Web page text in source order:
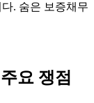
. 숨은 보증채무
요 쟁점